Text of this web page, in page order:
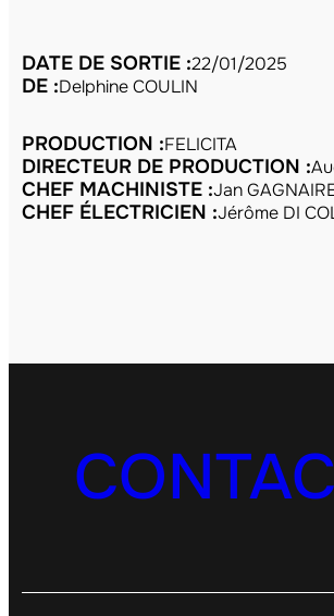
DATE DE SORTIE :22/01/2025
DE :Delphine COULIN
PRODUCTION :FELICITA
DIRECTEUR DE PRODUCTION :
CHEF MACHINISTE :Jan
CHEF ÉLECTRICIEN :Jérôme DI